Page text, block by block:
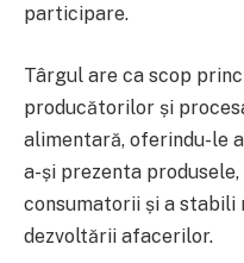
participare.
Târgul are ca scop
producătorilor și
alimentară, oferindu-le
a-și prezenta
consumatorii și a stabili
dezvoltării afacerilor.